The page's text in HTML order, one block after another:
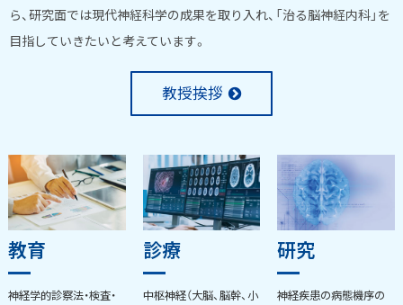
学
講
ム
ペ
ー
ジ
ら、研究面では現代神経科学の成果を取り入れ、「治る脳神経内科」を
目指していきたいと考えています。
教授挨拶
ピ
ッ
ク
ア
ッ
教育
神経学的診察法・検査・
診療
中枢神経（大脳、脳幹、小
研究
神経疾患の病態機序の